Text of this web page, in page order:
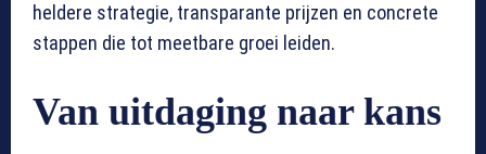
heldere strategie, transparante prijzen en concrete
stappen die tot meetbare groei leiden.
Van uitdaging naar kans